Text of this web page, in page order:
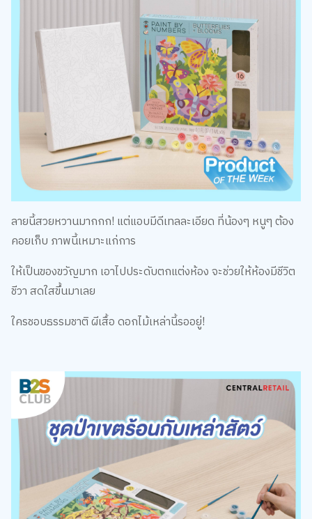
ลายนี้สวยหวานมากกก! แต่แอบมีดีเทลละเอียด ที่น้องๆ หนูๆ ต้อง
คอยเก็บ ภาพนี้เหมาะแก่การ
ให้เป็นของขวัญมาก เอาไปประดับตกแต่งห้อง จะช่วยให้ห้องมีชีวิต
ชีวา สดใสขึ้นมาเลย
ใครชอบธรรมชาติ ผีเสื้อ ดอกไม้เหล่านี้รออยู่!